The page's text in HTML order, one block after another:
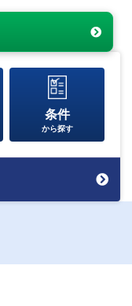
条件
から探す